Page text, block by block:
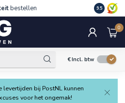
bestellen 9.5
0
€Incl. btw
levertijden bij PostNL kunnen
voor het ongemak!